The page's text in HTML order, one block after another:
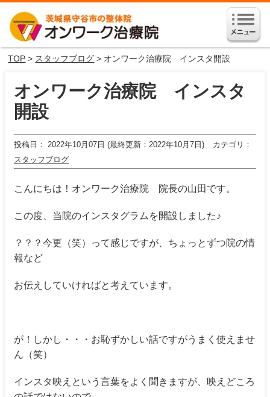
TOP > スタッフブログ > オンワーク治療院 インスタ開設
オンワーク治療院 インスタ
開設
投稿日 2022年10月07日 (最終更新：2022年10月7日)
カテゴリ
スタッフブログ
こんにちは！オンワーク治療院 院長の山田です。
この度、当院のインスタグラムを開設しました♪
？？？今更（笑）って感じですが、ちょっとずつ院の情
報など
お伝えしていければと考えています。
が！しかし・・・お恥ずかしい話ですがうまく使えませ
ん（笑）
インスタ映えという言葉をよく聞きますが、映えどころ